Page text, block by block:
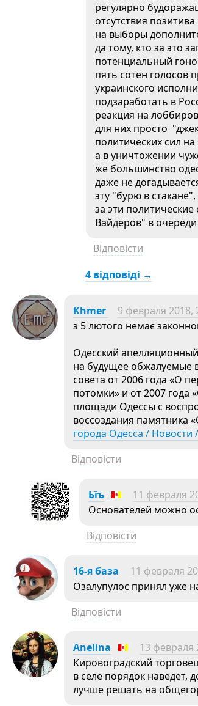
регулярно
отсутствия
на выборы
да тому, кто за это
потенциальный
пять сотен голосов
украинского
подзаработать в
реакция на
для них просто
политических сил
а в уничтожении
же большинство
даже не
эту "бурю в
за эти
Вайдеров" в
Відповісти
4 відповіді →
Khmer 9 февраля 2018,
з 5 лютого немає
Одесский
на будущее обжалуемые
совета от 2006 года «О
потомки» и от 2007 года
площади Одессы с
воссоздания памятника
города Одесса /
Відповісти
Ьїъ 11 февраля
Основателей можно
Відповісти
16-я база 11 февраля
Озалупулос принял уже
Відповісти
Anelina 13 февраля
Кировоградский
в селе порядок наведет,
лучше решать на